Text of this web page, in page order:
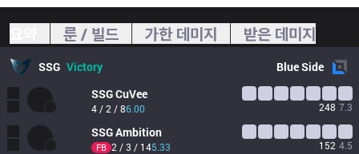
룬 / 빌드 가한 데미지 받은 데미지
SSG Victory BlueSide
SSGCuVee
4 / 2 / 86.00 248 7.3
SSGAmbition
FB 2 / 3 / 145.33 152 4.5